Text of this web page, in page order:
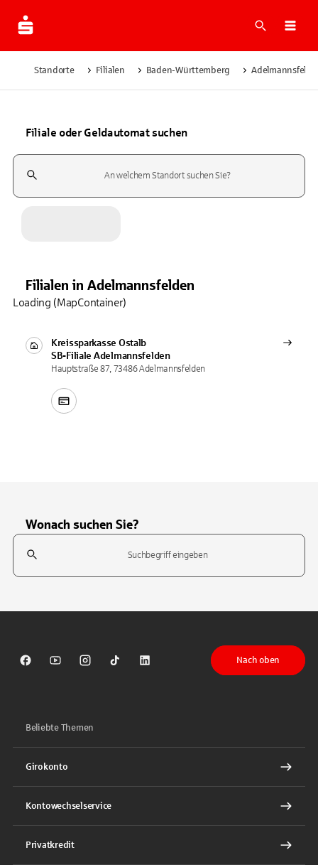
Suche
Standorte Filialen Baden-Württemberg
Filiale oder Geldautomat suchen
Suchfeld
Filialen in Adelmannsfelden
Kreissparkasse Ostalb
SB-Filiale Adelmannsfelden
Hauptstraße 87, 73486 Adelmannsfelden
Loading (MapContainer)
Wonach suchen Sie?
Suchfeld
Sparkasse auf Facebook
Sparkasse auf Youtube
Sparkasse auf Instagram
Sparkasse auf TikTok
Sparkasse auf LinkedIn
Nach oben
Beliebte Themen
Girokonto
Kontowechselservice
Privatkredit